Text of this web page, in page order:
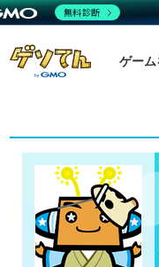
ゲー
無料診断